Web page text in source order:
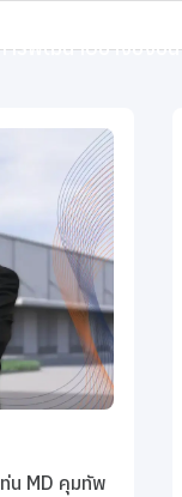
ารพัฒนาอย่างยั่งยืน
น MD คุมทัพ